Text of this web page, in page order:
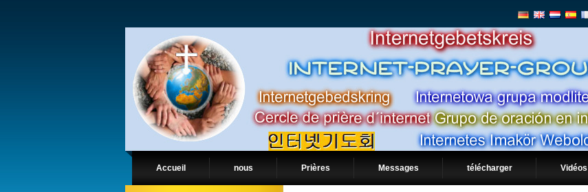
Accueil nous Prières Messages télécharger Vidéos